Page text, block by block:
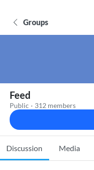
Groups
Feed
Public · 312 members
Discussion Media